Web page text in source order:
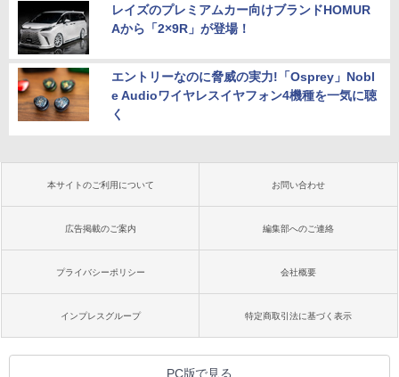
レイズのプレミアムカー向けブランドHOMUR
Aから「2×9R」が登場！
エントリーなのに脅威の実力!「Osprey」Nobl
e Audioワイヤレスイヤフォン4機種を一気に聴
く
本サイトのご利用について お問い合わせ
広告掲載のご案内 編集部へのご連絡
プライバシーポリシー 会社概要
インプレスグループ 特定商取引法に基づく表示
PC版で見る